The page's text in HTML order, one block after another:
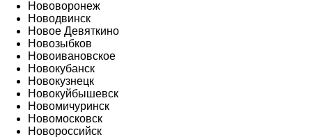
Нововоронеж
Новодвинск
Новое Девяткино
Новозыбков
Новоивановское
Новокубанск
Новокузнецк
Новокуйбышевск
Новомичуринск
Новомосковск
Новороссийск